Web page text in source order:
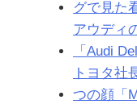
グで見た
アウディ
「Audi
トヨタ社
つの顔「